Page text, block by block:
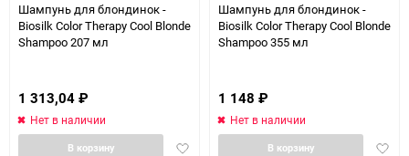
Шампунь для блондинок -
Biosilk Color Therapy Cool Blonde
Shampoo 207 мл
1 313,04 ₽
Нет в наличии
Добавить
В корзину
Шампунь для блондинок -
Biosilk Color Therapy Cool Blonde
Shampoo 355 мл
1 148 ₽
Нет в наличии
В корзину